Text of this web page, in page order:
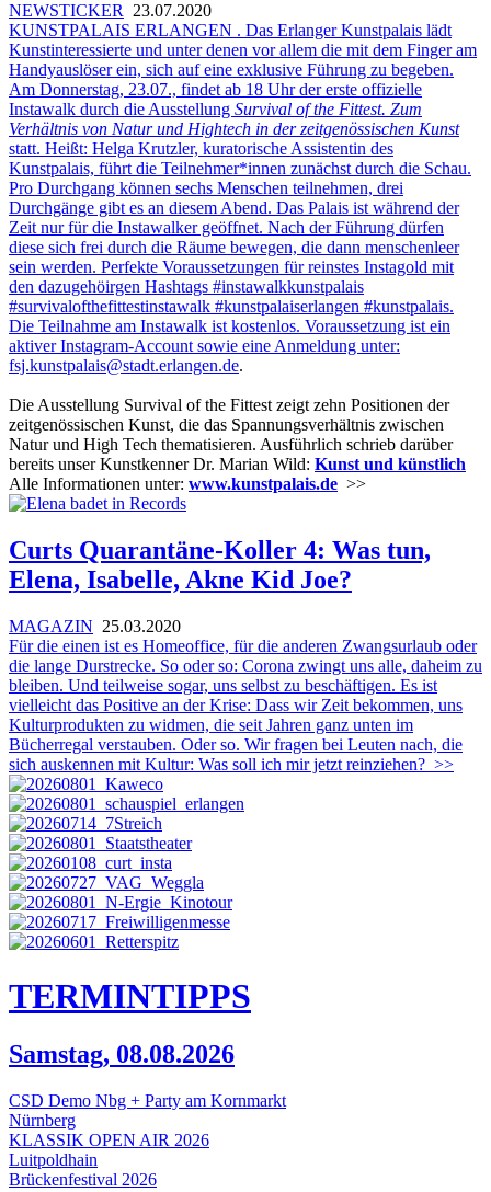
NEWSTICKER
23.07.2020
KUNSTPALAIS ERLANGEN . Das Erlanger Kunstpalais lädt
Kunstinteressierte und unter denen vor allem die mit dem Finger am
Handyauslöser ein, sich auf eine exklusive Führung zu begeben.
Am Donnerstag, 23.07., findet ab 18 Uhr der erste offizielle
Instawalk durch die Ausstellung Survival of the Fittest. Zum
Verhältnis von Natur und Hightech in der zeitgenössischen Kunst
statt. Heißt: Helga Krutzler, kuratorische Assistentin des
Kunstpalais, führt die Teilnehmer*innen zunächst durch die Schau.
Pro Durchgang können sechs Menschen teilnehmen, drei
Durchgänge gibt es an diesem Abend. Das Palais ist während der
Zeit nur für die Instawalker geöffnet. Nach der Führung dürfen
diese sich frei durch die Räume bewegen, die dann menschenleer
sein werden. Perfekte Voraussetzungen für reinstes Instagold mit
den dazugehöirgen Hashtags #instawalkkunstpalais
#survivalofthefittestinstawalk #kunstpalaiserlangen #kunstpalais.
Die Teilnahme am Instawalk ist kostenlos. Voraussetzung ist ein
aktiver Instagram-Account sowie eine Anmeldung unter:
fsj.kunstpalais@stadt.erlangen.de.
Die Ausstellung Survival of the Fittest zeigt zehn Positionen der
zeitgenössischen Kunst, die das Spannungsverhältnis zwischen
Natur und High Tech thematisieren. Ausführlich schrieb darüber
bereits unser Kunstkenner Dr. Marian Wild: Kunst und künstlich
Alle Informationen unter: www.kunstpalais.de >>
Curts Quarantäne-Koller 4: Was tun,
Elena, Isabelle, Akne Kid Joe?
MAGAZIN 25.03.2020
Für die einen ist es Homeoffice, für die anderen Zwangsurlaub oder
die lange Durstrecke. So oder so: Corona zwingt uns alle, daheim zu
bleiben. Und teilweise sogar, uns selbst zu beschäftigen. Es ist
vielleicht das Positive an der Krise: Dass wir Zeit bekommen, uns
Kulturprodukten zu widmen, die seit Jahren ganz unten im
Bücherregal verstauben. Oder so. Wir fragen bei Leuten nach, die
sich auskennen mit Kultur: Was soll ich mir jetzt reinziehen? >>
TERMINTIPPS
Samstag, 08.08.2026
CSD Demo Nbg + Party am Kornmarkt
Nürnberg
KLASSIK OPEN AIR 2026
Luitpoldhain
Brückenfestival 2026